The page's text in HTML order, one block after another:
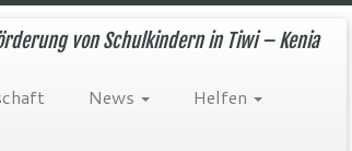
von Schulkindern in Tiwi – Kenia
News
Helfen